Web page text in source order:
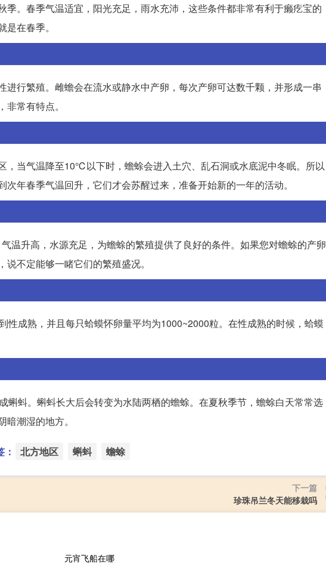
。春季气温适宜，阳光充足，雨水充沛，这些条件都非常有利于癞疙宝的
在春季。
行繁殖。雌蟾会在流水或静水中产卵，每次产卵可达数千颗，并形成一串
常有特点。
，当气温降至10℃以下时，蟾蜍会进入土穴、乱石洞或水底泥中冬眠。所以
年春季气温回升，它们才会苏醒过来，准备开始新的一年的活动。
温升高，水源充足，为蟾蜍的繁殖提供了良好的条件。如果您对蟾蜍的产卵
不定能够一睹它们的繁殖盛况。
性成熟，并且每只蛤蟆怀卵量平均为1000~2000粒。在性成熟的时候，蛤蟆
蝌蚪。蝌蚪长大后会转变为水陆两栖的蟾蜍。在夏秋季节，蟾蜍白天常常选
潮湿的地方。
北方地区 蝌蚪 蟾蜍
下一篇
珍珠吊兰冬天能移栽吗
元宵飞船在哪